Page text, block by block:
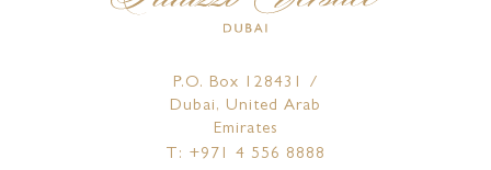
P.O. Box 128431 /
Dubai, United Arab
Emirates
T: +971 4 556 8888